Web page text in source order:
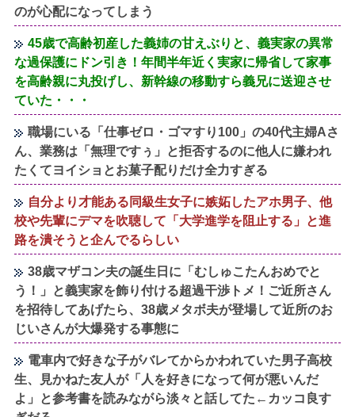
のが心配になってしまう
45歳で高齢初産した義姉の甘えぶりと、義実家の異常
な過保護にドン引き！年間半年近く実家に帰省して家事
を高齢親に丸投げし、新幹線の移動すら義兄に送迎させ
ていた・・・
職場にいる「仕事ゼロ・ゴマすり100」の40代主婦Aさ
ん、業務は「無理ですぅ」と拒否するのに他人に嫌われ
たくてヨイショとお菓子配りだけ全力すぎる
自分より才能ある同級生女子に嫉妬したアホ男子、他
校や先輩にデマを吹聴して「大学進学を阻止する」と進
路を潰そうと企んでるらしい
38歳マザコン夫の誕生日に「むしゅこたんおめでと
う！」と義実家を飾り付ける超過干渉トメ！ご近所さん
を招待してあげたら、38歳メタボ夫が登場して近所のお
じいさんが大爆発する事態に
電車内で好きな子がバレてからかわれていた男子高校
生、見かねた友人が「人を好きになって何が悪いんだ
よ」と参考書を読みながら淡々と話してた←カッコ良す